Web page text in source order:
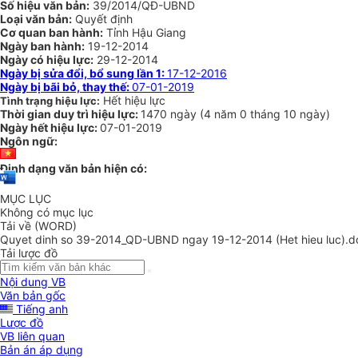
Số hiệu văn bản: 39/2014/QĐ-UBND
Loại văn bản: Quyết định
Cơ quan ban hành: Tỉnh Hậu Giang
Ngày ban hành: 19-12-2014
Ngày có hiệu lực: 29-12-2014
Ngày bị sửa đổi, bổ sung lần 1:17-12-2016
Ngày bị bãi bỏ, thay thế:07-01-2019
Tình trạng hiệu lực: Hết hiệu lực
Thời gian duy trì hiệu lực: 1470 ngày (4 năm 0 tháng 10 ngày)
Ngày hết hiệu lực:07-01-2019
Ngôn ngữ:
Định dạng văn bản hiện có:
MỤC LỤC
Không có mục lục
Tải về (WORD)
Quyet dinh so 39-2014_QD-UBND ngay 19-12-2014 (Het hieu
Tải lược đồ
Nội dung VB
Văn bản gốc
Tiếng anh
Lược đồ
VB liên quan
Bản án áp dụng